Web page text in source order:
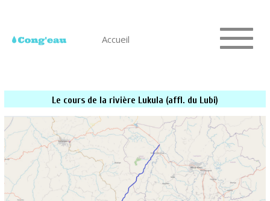
Accueil
Le cours de la rivière Lukula (affl. du Lubi)